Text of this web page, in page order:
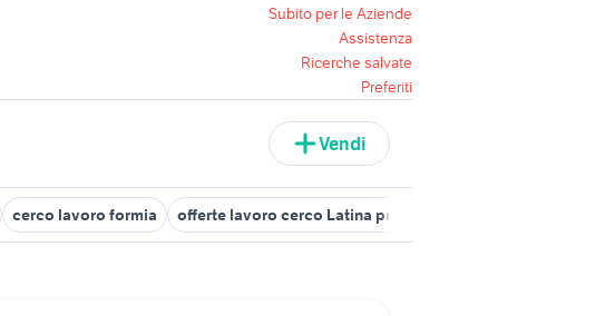
Subito per le Aziende
Assistenza
Ricerche salvate
Preferiti
Vendi
cerco lavoro formia offerte lavoro cerco Latina provincia